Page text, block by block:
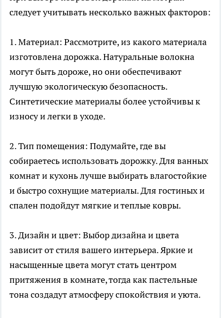
следует учитывать несколько важных факторов:
1. Материал: Рассмотрите, из какого материала
изготовлена дорожка. Натуральные волокна
могут быть дороже, но они обеспечивают
лучшую экологическую безопасность.
Синтетические материалы более устойчивы к
износу и легки в уходе.
2. Тип помещения: Подумайте, где вы
собираетесь использовать дорожку. Для ванных
комнат и кухонь лучше выбирать влагостойкие
и быстро сохнущие материалы. Для гостиных и
спален подойдут мягкие и теплые ковры.
3. Дизайн и цвет: Выбор дизайна и цвета
зависит от стиля вашего интерьера. Яркие и
насыщенные цвета могут стать центром
притяжения в комнате, тогда как пастельные
тона создадут атмосферу спокойствия и уюта.